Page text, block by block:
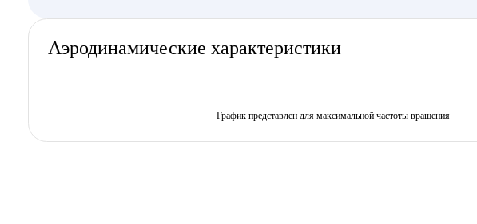
Аэродинамические характеристики
График представлен для максимальной частоты вращения